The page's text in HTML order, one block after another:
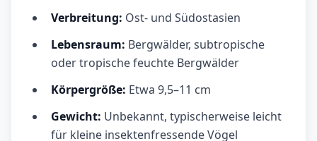
Verbreitung: Ost- und Südostasien
Lebensraum: Bergwälder, subtropische
oder tropische feuchte Bergwälder
Körpergröße: Etwa 9,5–11 cm
Gewicht: Unbekannt, typischerweise leicht
für kleine insektenfressende Vögel